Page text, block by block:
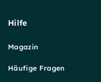
Hilfe
Magazin
Häufige Fragen